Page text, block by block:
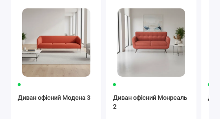
Диван офісний Модена 3
Диван офісний Монреаль
2